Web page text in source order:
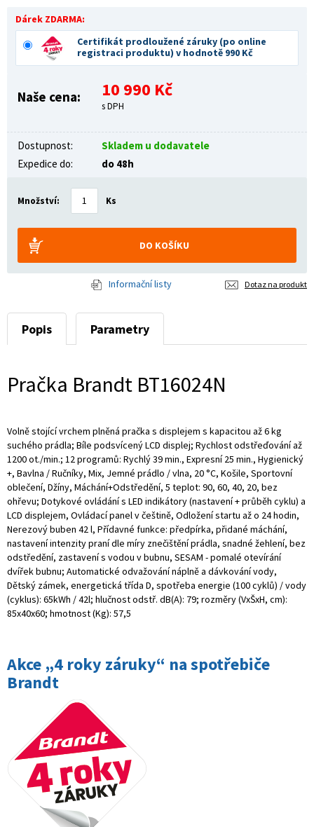
Dárek ZDARMA:
Certifikát prodloužené záruky (po online
registraci produktu) v hodnotě 990 Kč
Naše cena: 10 990 Kč
s DPH
Dostupnost:
Skladem u dodavatele
Expedice do:
do 48h
Množství: Ks
Informační listy Dotaz na produkt
Popis Parametry
Pračka Brandt BT16024N
Volně stojící vrchem plněná pračka s displejem s kapacitou až 6 kg
suchého prádla; Bíle podsvícený LCD displej; Rychlost odstřeďování až
1200 ot./min.; 12 programů: Rychlý 39 min., Expresní 25 min., Hygienický
+, Bavlna / Ručníky, Mix, Jemné prádlo / vlna, 20 °C, Košile, Sportovní
oblečení, Džíny, Máchání+Odstředění, 5 teplot: 90, 60, 40, 20, bez
ohřevu; Dotykové ovládání s LED indikátory (nastavení + průběh cyklu) a
LCD displejem, Ovládací panel v češtině, Odložení startu až o 24 hodin,
Nerezový buben 42 l, Přídavné funkce: předpírka, přidané máchání,
nastavení intenzity praní dle míry znečištění prádla, snadné žehlení, bez
odstředění, zastavení s vodou v bubnu, SESAM - pomalé otevírání
dvířek bubnu; Automatické odvažování náplně a dávkování vody,
Dětský zámek, energetická třída D, spotřeba energie (100 cyklů) / vody
(cyklus): 65kWh / 42l; hlučnost odstř. dB(A): 79; rozměry (VxŠxH, cm):
85x40x60; hmotnost (Kg): 57,5
Akce „4 roky záruky“ na spotřebiče
Brandt